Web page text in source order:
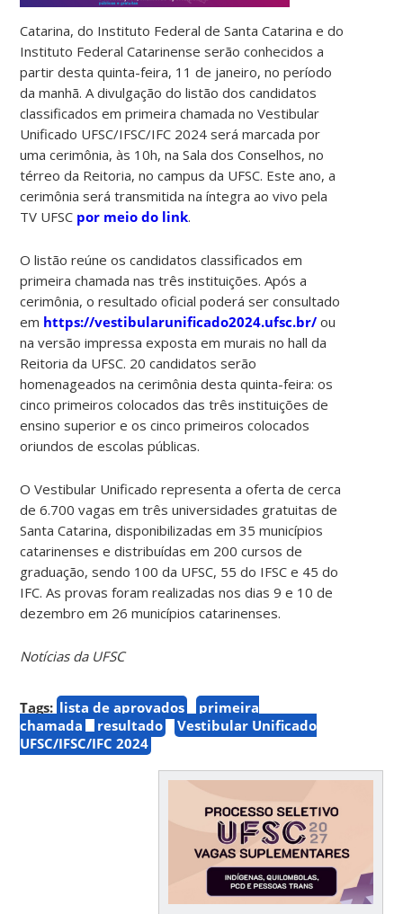
Catarina, do Instituto Federal de Santa Catarina e do
Instituto Federal Catarinense serão conhecidos a
partir desta quinta-feira, 11 de janeiro, no período
da manhã. A divulgação do listão dos candidatos
classificados em primeira chamada no Vestibular
Unificado UFSC/IFSC/IFC 2024 será marcada por
uma cerimônia, às 10h, na Sala dos Conselhos, no
térreo da Reitoria, no campus da UFSC. Este ano, a
cerimônia será transmitida na íntegra ao vivo pela
TV UFSC por meio do link.
O listão reúne os candidatos classificados em
primeira chamada nas três instituições. Após a
cerimônia, o resultado oficial poderá ser consultado
em https://vestibularunificado2024.ufsc.br/ou
na versão impressa exposta em murais no hall da
Reitoria da UFSC. 20 candidatos serão
homenageados na cerimônia desta quinta-feira: os
cinco primeiros colocados das três instituições de
ensino superior e os cinco primeiros colocados
oriundos de escolas públicas.
O Vestibular Unificado representa a oferta de cerca
de 6.700 vagas em três universidades gratuitas de
Santa Catarina, disponibilizadas em 35 municípios
catarinenses e distribuídas em 200 cursos de
graduação, sendo 100 da UFSC, 55 do IFSC e 45 do
IFC. As provas foram realizadas nos dias 9 e 10 de
dezembro em 26 municípios catarinenses.
Notícias da UFSC
Tags: lista de aprovados
primeira
chamada
resultado
Vestibular Unificado
UFSC/IFSC/IFC 2024